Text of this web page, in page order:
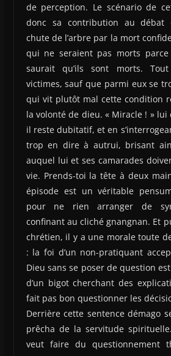
de perception. Le scénario de
donc sa contribution au débat
chute de l’arbre par la mort
qui ne seraient pas morts
saurait qu’ils sont morts.
victimes, sauf que parmi eux se
qui vit plutôt mal cette condition
la volonté de dieu. « Miracle ! » lui
il reste dubitatif, et en
trop en dire à autrui, brisant
auquel lui et ses camarades
vie. Prends-toi la tête à deux
épisode est un véritable
pour ne rien arranger de
confinant au cliché gnangnan. Et
chrétien, il y a une morale toute
: la foi d’un non-pratiquant
Dieu sans se poser de question
d’un bigot cherchant des
fait pas bon questionner les
Derrière cette sentence démago
prêcha de la servitude spirituelle.
veut faire du questionnement